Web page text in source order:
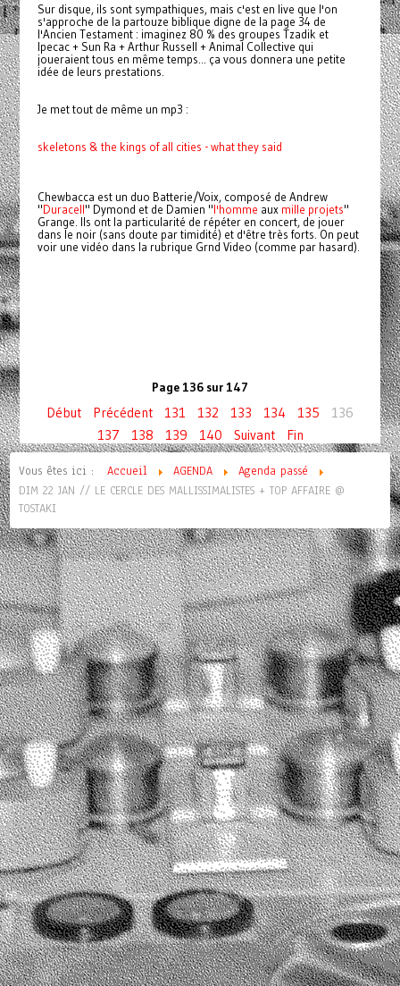
Sur disque, ils sont sympathiques, mais c'est en live que l'on
s'approche de la partouze biblique digne de la page 34 de
l'Ancien Testament : imaginez 80 % des groupes Tzadik et
Ipecac + Sun Ra + Arthur Russell + Animal Collective qui
joueraient tous en même temps... ça vous donnera une petite
idée de leurs prestations.
Je met tout de même un mp3 :
skeletons & the kings of all cities - what they said
Chewbacca est un duo Batterie/Voix, composé de Andrew
"Duracell" Dymond et de Damien "l'homme aux mille projets"
Grange. Ils ont la particularité de répéter en concert, de jouer
dans le noir (sans doute par timidité) et d'être très forts. On peut
voir une vidéo dans la rubrique Grnd Video (comme par hasard).
Page 136 sur 147
Début Précédent 131 132 133 134 135
136
137
138 139 140 Suivant Fin
Vous êtes ici : Accueil AGENDA
Agenda passé
DIM 22 JAN // LE CERCLE DES MALLISSIMALISTES + TOP AFFAIRE @
TOSTAKI